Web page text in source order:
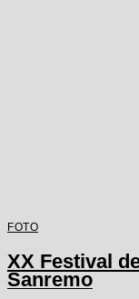
FOTO
XX Festival
Sanremo